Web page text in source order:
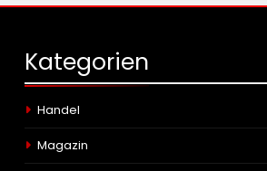
Kategorien
Handel
Magazin